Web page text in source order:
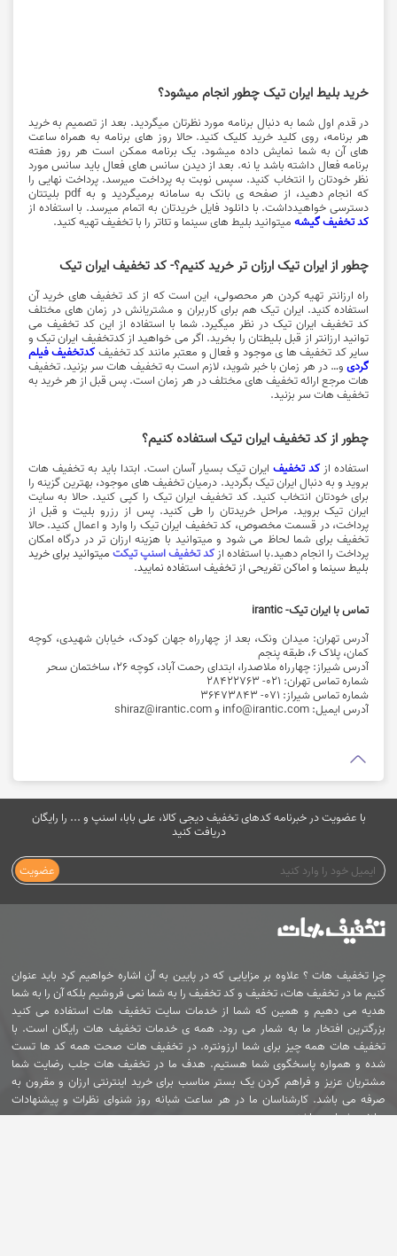
خرید بلیط ایران تیک چطور انجام میشود؟
در قدم اول شما به دنبال برنامه مورد نظرتان میگردید. بعد از تصمیم به خرید
هر برنامه، روی کلید خرید کلیک کنید. حالا روز های برنامه به همراه ساعت
های آن به شما نمایش داده میشود. یک برنامه ممکن است هر روز هفته
برنامه فعال داشته باشد یا نه. بعد از دیدن سانس های فعال باید سانس مورد
نظر خودتان را انتخاب کنید. سپس نوبت به پرداخت میرسد. پرداخت نهایی را
که انجام دهید، از صفحه ی بانک به سامانه برمیگردید و به pdf بلیتتان
دسترسی خواهیدداشت. با دانلود فایل خریدتان به اتمام میرسد. با استفاده از
کد تخفیف گیشهمیتوانید بلیط های سینما و تئاتر را با تخفیف تهیه کنید.
چطور از ایران تیک ارزان تر خرید کنیم؟- كد تخفيف ایران تیک
راه ارزانتر تهیه کردن هر محصولی، این است که از کد تخفیف های خرید آن
استفاده کنید. ایران تیک هم برای کاربران و مشتریانش در زمان های مختلف
کد تخفیف ایران تیک در نظر میگیرد. شما با استفاده از این کد تخفیف می
توانید ارزانتر از قبل بلیطتان را بخرید. اگر می خواهید از کدتخفیف ایران تیک و
سایر کد تخفیف ها ی موجود و فعال و معتبر مانند کد تخفیف کدتخفیف فیلم
گردیو… در هر زمان با خبر شوید، لازم است به تخفیف هات سر بزنید. تخفیف
هات مرجع ارائه تخفیف های مختلف در هر زمان است. پس قبل از هر خرید به
تخفیف هات سر بزنید.
چطور از كد تخفيف ایران تیک استفاده کنیم؟
استفاده از کد تخفیف ایران تیک بسیار آسان است. ابتدا باید به تخفیف هات
بروید و به دنبال ایران تیک بگردید. درمیان تخفیف های موجود، بهترین گزینه را
برای خودتان انتخاب کنید. کد تخفیف ایران تیک را کپی کنید. حالا به سایت
ایران تیک بروید. مراحل خریدتان را طی کنید. پس از رزرو بلیت و قبل از
پرداخت، در قسمت مخصوص، کد تخفیف ایران تیک را وارد و اعمال کنید. حالا
تخفیف برای شما لحاظ می شود و میتوانید با هزینه ارزان تر در درگاه امکان
پرداخت را انجام دهید.با استفاده از کد تخفیف اسنپ تیکت میتوانید برای خرید
بلیط سینما و اماکن تفریحی از تخفیف استفاده نمایید.
تماس با ایران تیک- irantic
آدرس تهران: میدان ونک، بعد از چهارراه جهان کودک، خیابان شهیدی، کوچه
کمان، پلاک ۶، طبقه پنجم
آدرس شیراز: چهارراه ملاصدرا، ابتدای رحمت آباد، کوچه 26، ساختمان سحر
شماره تماس تهران: 021- 28422763
شماره تماس شیراز: 071- 36473843
آدرس ایمیل: info@irantic.com و shiraz@irantic.com
با عضویت در خبرنامه کدهای تخفیف دیجی کالا، علی بابا، اسنپ و ... را رایگان
دریافت کنید
عضویت
چرا تخفیف هات ؟ علاوه بر مزایایی که در پایین به آن اشاره خواهیم کرد باید عنوان
کنیم ما در تخفیف هات، تخفیف و کد تخفیف را به شما نمی فروشیم بلکه آن را به شما
هدیه می دهیم و همین که شما از خدمات سایت تخفیف هات استفاده می کنید
بزرگترین افتخار ما به شمار می رود. همه ی خدمات تخفیف هات رایگان است. با
تخفیف هات همه چیز برای شما ارزونتره. در تخفیف هات صحت همه کد ها تست
شده و همواره پاسخگوی شما هستیم. هدف ما در تخفیف هات جلب رضایت شما
مشتریان عزیز و فراهم کردن یک بستر مناسب برای خرید اینترنتی ارزان و مقرون به
صرفه می باشد. کارشناسان ما در هر ساعت شبانه روز شنوای نظرات و پیشنهادات
سازنده شما می باشند.